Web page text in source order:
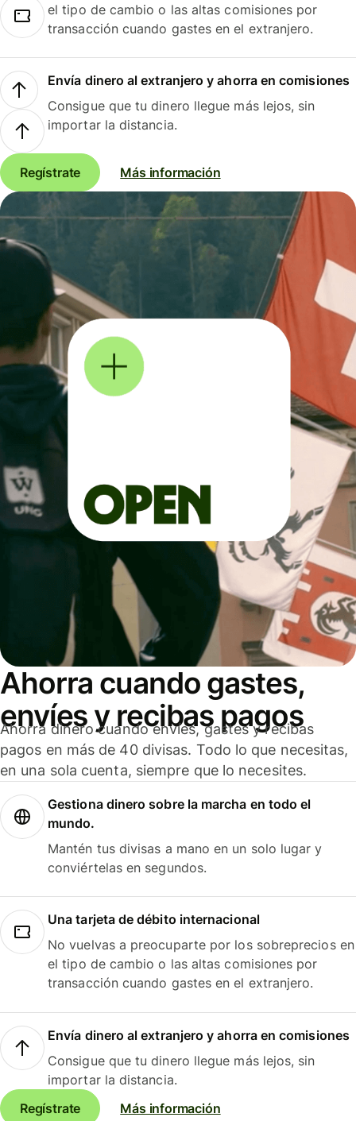
el tipo de cambio o las altas comisiones por
transacción cuando gastes en el extranjero.
Envía dinero al extranjero y ahorra en comisiones
Consigue que tu dinero llegue más lejos, sin
importar la distancia.
Regístrate Más información
Ahorra cuando gastes,
envíes y recibas pagos
Ahorra dinero cuando envíes, gastes y recibas
pagos en más de 40 divisas. Todo lo que necesitas,
en una sola cuenta, siempre que lo necesites.
Gestiona dinero sobre la marcha en todo el
mundo.
Mantén tus divisas a mano en un solo lugar y
conviértelas en segundos.
Una tarjeta de débito internacional
No vuelvas a preocuparte por los sobreprecios en
el tipo de cambio o las altas comisiones por
transacción cuando gastes en el extranjero.
Envía dinero al extranjero y ahorra en comisiones
Consigue que tu dinero llegue más lejos, sin
importar la distancia.
Regístrate
Más información